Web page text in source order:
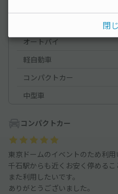
オートバイ
軽自動車
コンパクトカー
中型車
コンパクトカー
東京ドームのイベントのため利用
千石駅からも近くお安く停めるこ
また利用したいです。
ありがとうございました。
閉